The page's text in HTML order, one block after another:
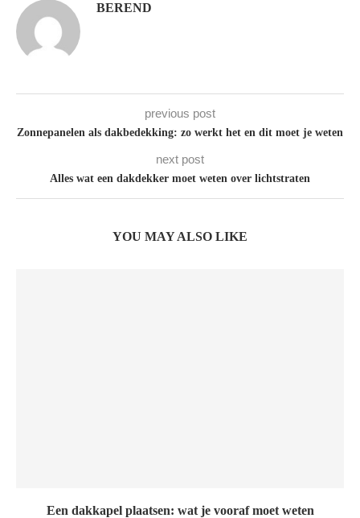
BEREND
previous post
Zonnepanelen als dakbedekking: zo werkt het en dit moet je weten
next post
Alles wat een dakdekker moet weten over lichtstraten
YOU MAY ALSO LIKE
Een dakkapel plaatsen: wat je vooraf moet weten